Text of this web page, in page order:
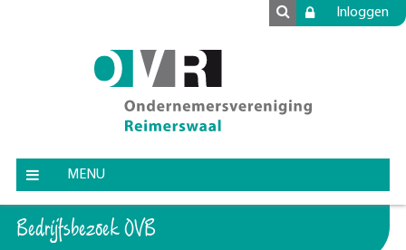
Inloggen
MENU
Bedrijfsbezoek OVB